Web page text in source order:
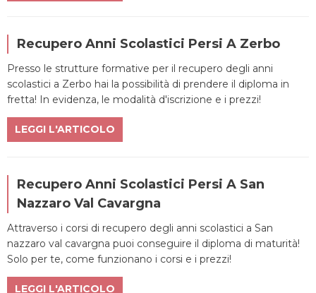
Recupero Anni Scolastici Persi A Zerbo
Presso le strutture formative per il recupero degli anni
scolastici a Zerbo hai la possibilità di prendere il diploma in
fretta! In evidenza, le modalità d'iscrizione e i prezzi!
LEGGI L'ARTICOLO
Recupero Anni Scolastici Persi A San
Nazzaro Val Cavargna
Attraverso i corsi di recupero degli anni scolastici a San
nazzaro val cavargna puoi conseguire il diploma di maturità!
Solo per te, come funzionano i corsi e i prezzi!
LEGGI L'ARTICOLO